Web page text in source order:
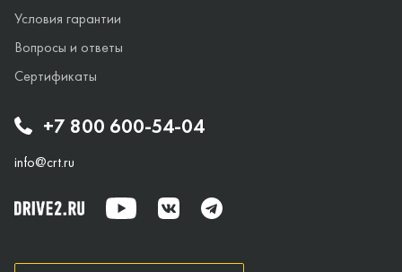
+7 800 600-54-04
info@crt.ru
Условия гарантии
Вопросы и ответы
Сертификаты